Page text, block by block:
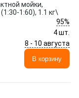
мойки,
1:60), 1.1 кг\
95%
4 шт.
8 - 10 августа
В корзину